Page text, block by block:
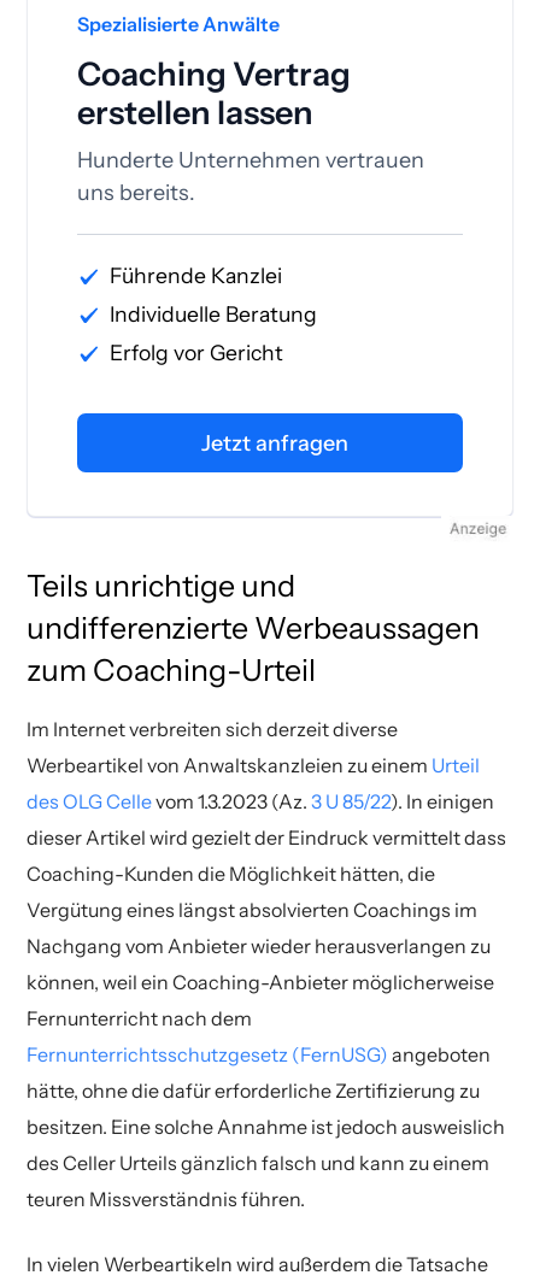
Teils unrichtige und
undifferenzierte Werbeaussagen
zum Coaching-Urteil
Im Internet verbreiten sich derzeit diverse
Werbeartikel von Anwaltskanzleien zu einem Urteil
des OLG Cellevom 1.3.2023 (Az.3 U 85/22). In einigen
dieser Artikel wird gezielt der Eindruck vermittelt dass
Coaching-Kunden die Möglichkeit hätten, die
Vergütung eines längst absolvierten Coachings im
Nachgang vom Anbieter wieder herausverlangen zu
können, weil ein Coaching-Anbieter möglicherweise
Fernunterricht nach dem
Fernunterrichtsschutzgesetz (FernUSG) angeboten
hätte, ohne die dafür erforderliche Zertifizierung zu
besitzen. Eine solche Annahme ist jedoch ausweislich
des Celler Urteils gänzlich falsch und kann zu einem
teuren Missverständnis führen.
In vielen Werbeartikeln wird außerdem die Tatsache
Spezialisierte Anwälte
Coaching Vertrag
erstellen lassen
Hunderte Unternehmen vertrauen
uns bereits.
Führende Kanzlei
Individuelle Beratung
Erfolg vor Gericht
Jetzt anfragen